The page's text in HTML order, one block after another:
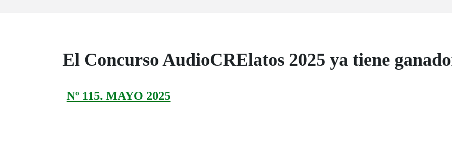
El Concurso AudioCRElatos 2025 ya tiene
Nº 115. MAYO 2025